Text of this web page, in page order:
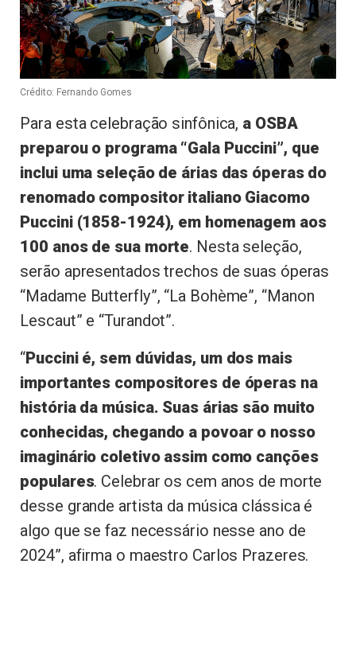
Crédito: Fernando Gomes
Para esta celebração sinfônica, a OSBA
preparou o programa “Gala Puccini”, que
inclui uma seleção de árias das óperas do
renomado compositor italiano Giacomo
Puccini (1858-1924), em homenagem aos
100 anos de sua morte. Nesta seleção,
serão apresentados trechos de suas óperas
“Madame Butterfly”, “La Bohème”, “Manon
Lescaut” e “Turandot”.
“Puccini é, sem dúvidas, um dos mais
importantes compositores de óperas na
história da música. Suas árias são muito
conhecidas, chegando a povoar o nosso
imaginário coletivo assim como canções
populares. Celebrar os cem anos de morte
desse grande artista da música clássica é
algo que se faz necessário nesse ano de
2024”, afirma o maestro Carlos Prazeres.